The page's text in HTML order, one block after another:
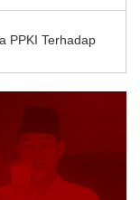
PPKI Terhadap